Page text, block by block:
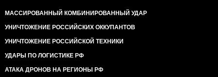
МАССИРОВАННЫЙ КОМБИНИРОВАННЫЙ УДАР
УНИЧТОЖЕНИЕ РОССИЙСКИХ ОККУПАНТОВ
УНИЧТОЖЕНИЕ РОССИЙСКОЙ ТЕХНИКИ
УДАРЫ ПО ЛОГИСТИКЕ РФ
АТАКА ДРОНОВ НА РЕГИОНЫ РФ